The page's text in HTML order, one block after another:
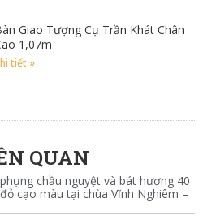
Giao Tượng Cụ Trần Khát Chân
1,07m
tiết »
QUAN
chầu nguyệt và bát hương 40
cạo màu tại chùa Vĩnh Nghiêm –